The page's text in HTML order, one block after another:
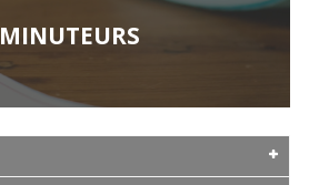
MINUTEURS